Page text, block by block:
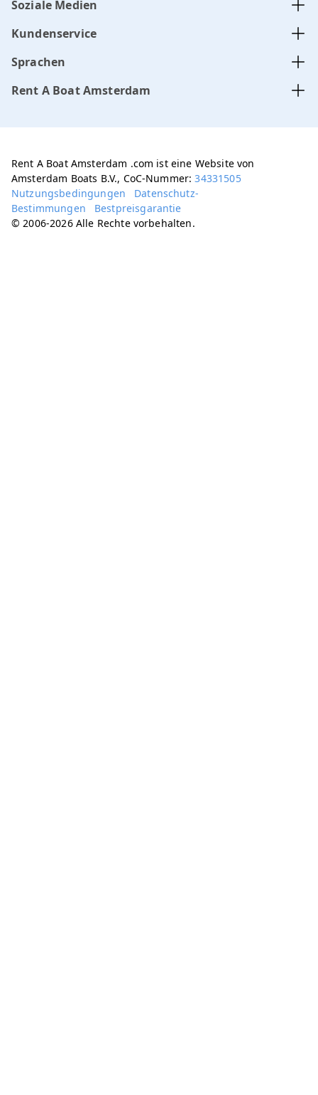
Soziale Medien
Kundenservice
Sprachen
Rent A Boat Amsterdam
Rent A Boat Amsterdam .com ist eine Website von
Amsterdam Boats B.V., CoC-Nummer:34331505
Nutzungsbedingungen
Datenschutz-
Bestimmungen
Bestpreisgarantie
© 2006-2026 Alle Rechte vorbehalten.